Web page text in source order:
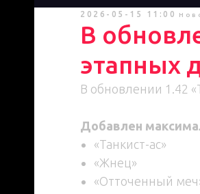
2026-05-15 11:00
В
этапных
В обновлении 1.42
Добавлен
«Танкист-ас»
«Жнец»
«Отточенный